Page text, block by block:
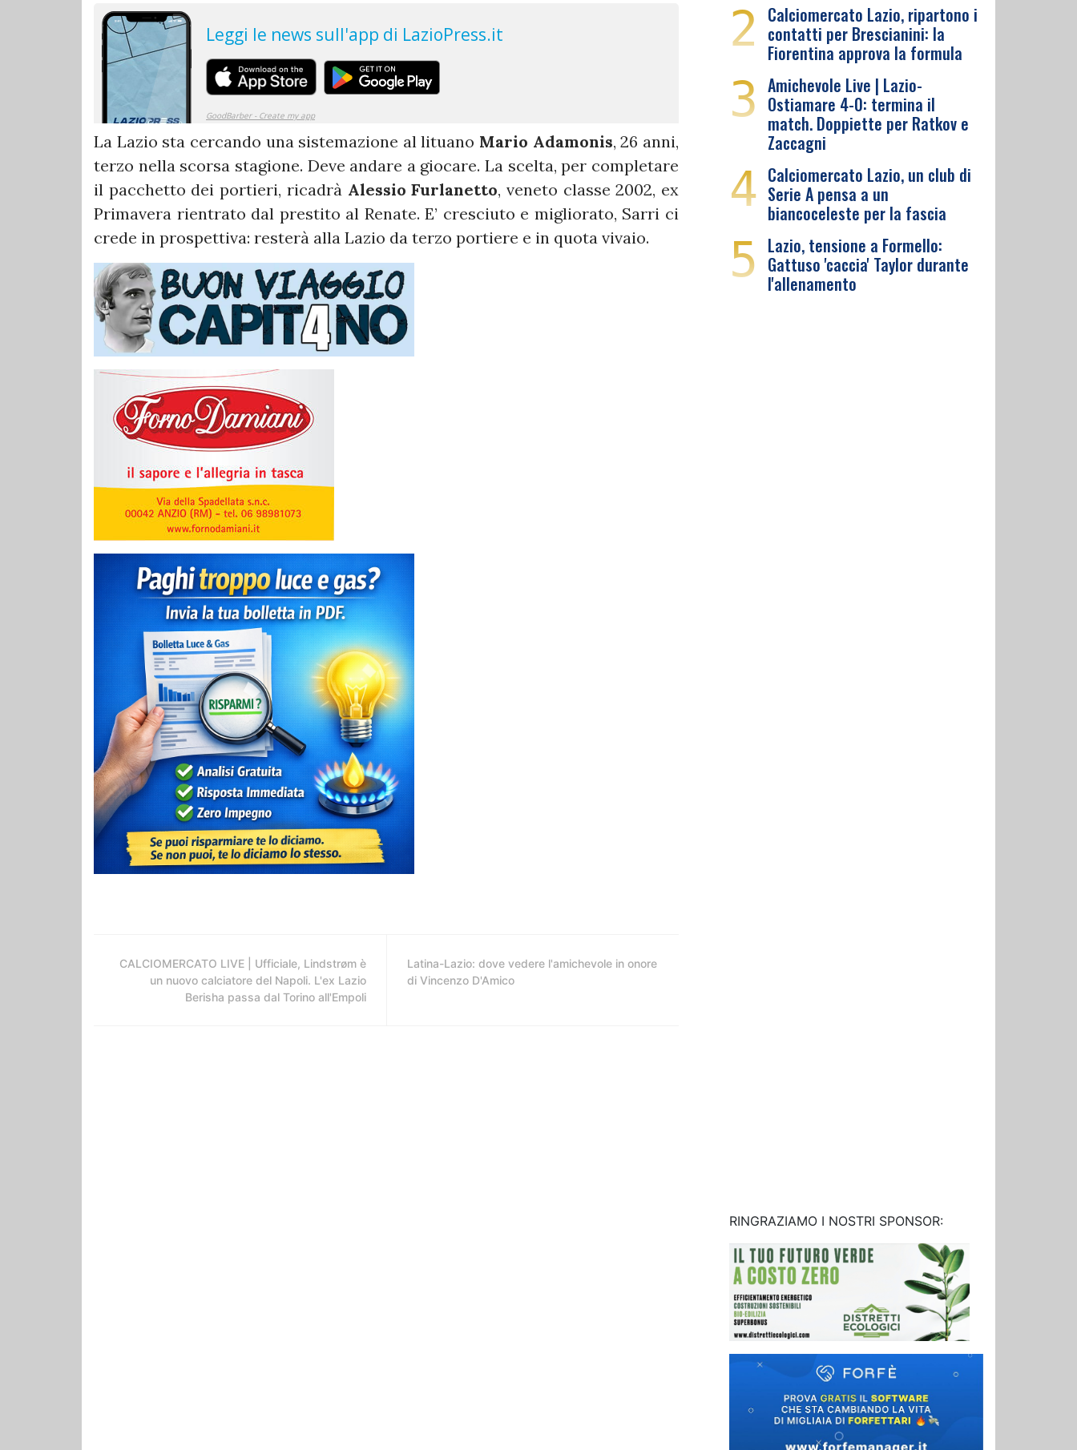
La Lazio sta cercando una sistemazione al lituano Mario Adamonis, 26 anni,
terzo nella scorsa stagione. Deve andare a giocare. La scelta, per completare
il pacchetto dei portieri, ricadrà Alessio Furlanetto, veneto classe 2002, ex
Primavera rientrato dal prestito al Renate. E’ cresciuto e migliorato, Sarri ci
crede in prospettiva: resterà alla Lazio da terzo portiere e in quota vivaio.
CALCIOMERCATO LIVE | Ufficiale, Lindstrøm è
un nuovo calciatore del Napoli. L'ex Lazio
Berisha passa dal Torino all'Empoli
Latina-Lazio: dove vedere l'amichevole in onore
di Vincenzo D'Amico
2 Calciomercato Lazio, ripartono i
contatti per Brescianini: la
Fiorentina approva la formula
3 Amichevole Live | Lazio-
Ostiamare 4-0: termina il
match. Doppiette per Ratkov e
Zaccagni
4 Calciomercato Lazio, un club di
Serie A pensa a un
biancoceleste per la fascia
5 Lazio, tensione a Formello:
Gattuso 'caccia' Taylor durante
l'allenamento
RINGRAZIAMO I NOSTRI SPONSOR: